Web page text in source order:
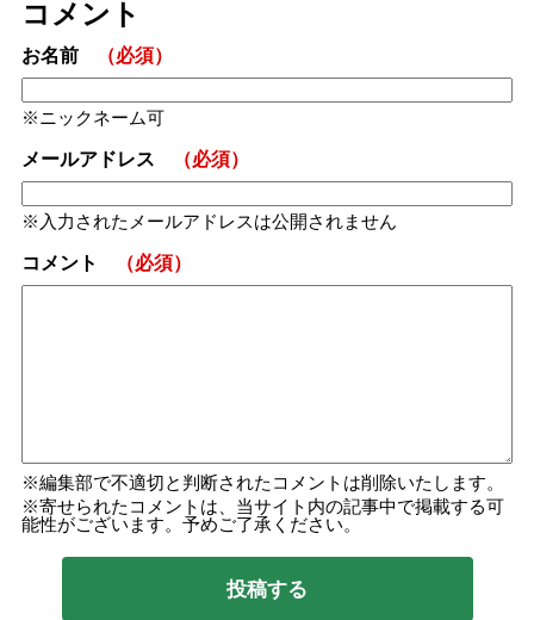
コメント
お名前 （必須）
ニックネーム可
メールアドレス （必須）
入力されたメールアドレスは公開されません
コメント （必須）
編集部で不適切と判断されたコメントは削除いたします。
寄せられたコメントは、当サイト内の記事中で掲載する可
能性がございます。予めご了承ください。